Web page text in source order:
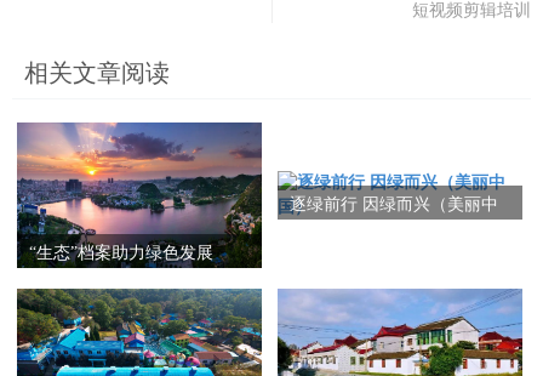
短视频剪辑培训
相关文章阅读
“生态”档案助力绿色发展
逐绿前行 因绿而兴（美丽中